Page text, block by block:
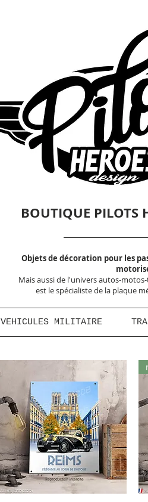
BOUTIQUE PILOTS
Objets de décoration pour les
Mais aussi de l'univers autos-
est le spécialiste de la plaque
VEHICULES MILITAIRE